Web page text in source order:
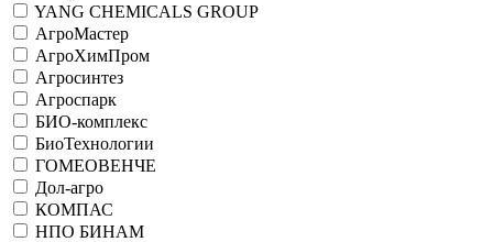
YANG CHEMICALS GROUP
АгроМастер
АгроХимПром
Агросинтез
Агроспарк
БИО-комплекс
БиоТехнологии
ГОМЕОВЕНЧЕ
Дол-агро
КОМПАС
НПО БИНАМ